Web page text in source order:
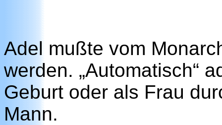
Adel mußte vom
werden. „Automatisch“
Geburt oder als Frau
Mann.